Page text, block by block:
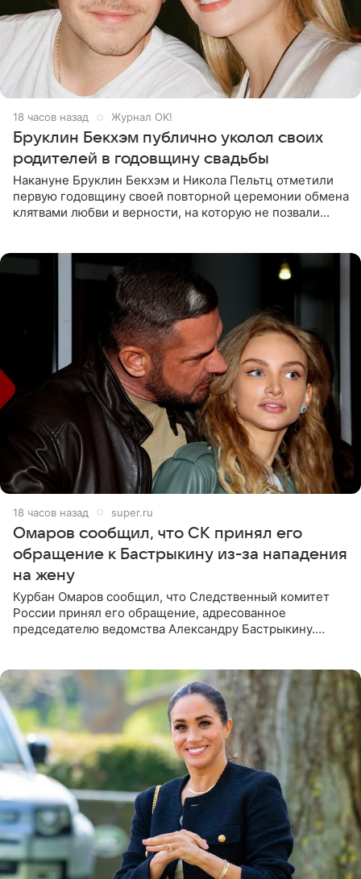
18 часов назад Журнал OK!
Бруклин Бекхэм публично уколол своих
родителей в годовщину свадьбы
Накануне Бруклин Бекхэм и Никола Пельтц отметили
первую годовщину своей повторной церемонии обмена
клятвами любви и верности, на которую не позвали
18 часов назад super.ru
Омаров сообщил, что СК принял его
обращение к Бастрыкину из-за нападения
на жену
Курбан Омаров сообщил, что Следственный комитет
России принял его обращение, адресованное
председателю ведомства Александру Бастрыкину.